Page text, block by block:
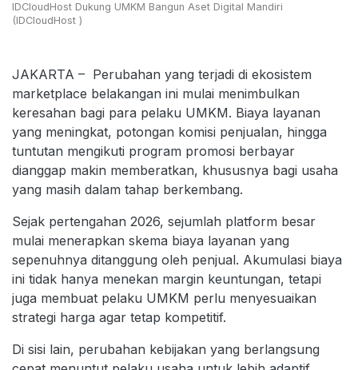
IDCloudHost Dukung UMKM Bangun Aset Digital Mandiri
(IDCloudHost )
JAKARTA – Perubahan yang terjadi di ekosistem
marketplace belakangan ini mulai menimbulkan
keresahan bagi para pelaku UMKM. Biaya layanan
yang meningkat, potongan komisi penjualan, hingga
tuntutan mengikuti program promosi berbayar
dianggap makin memberatkan, khususnya bagi usaha
yang masih dalam tahap berkembang.
Sejak pertengahan 2026, sejumlah platform besar
mulai menerapkan skema biaya layanan yang
sepenuhnya ditanggung oleh penjual. Akumulasi biaya
ini tidak hanya menekan margin keuntungan, tetapi
juga membuat pelaku UMKM perlu menyesuaikan
strategi harga agar tetap kompetitif.
Di sisi lain, perubahan kebijakan yang berlangsung